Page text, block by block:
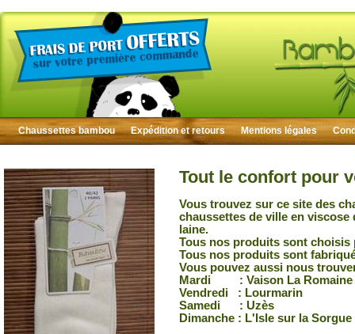
Chaussettes bambou Expédition et retours Mentions légales
Tout le confort pour
Vous trouvez sur ce site des
chaussettes de ville en
laine.
Tous nos produits sont choisis
Tous nos produits sont
Vous pouvez aussi nous
Mardi : Vaison La Romaine
Vendredi : Lourmarin
Samedi : Uzès
Dimanche : L'Isle sur la Sorgue